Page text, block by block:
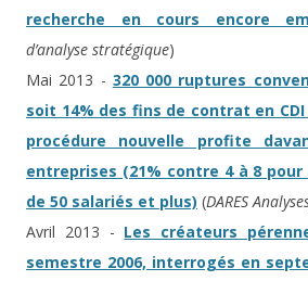
recherche en cours encore
d’analyse stratégique)
Mai 2013 - 320 000 ruptures
soit 14% des fins de contrat en
procédure nouvelle profite
entreprises (21% contre 4 à 8
de 50 salariés et plus) (DARES
Avril 2013 - Les créateurs
semestre 2006, interrogés en